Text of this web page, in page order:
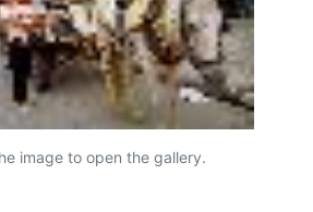
image to open the gallery.